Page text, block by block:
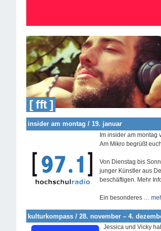
[ fft ]
insider am montag / 19. januar
Im insider am montag
Am Mikro begrüßt
Von Dienstag bis
junger Künstler aus
beschäftigen. Mehr
Ein besonderes …
kulturkompass / 28. november – 4.
Jessica und Vicky